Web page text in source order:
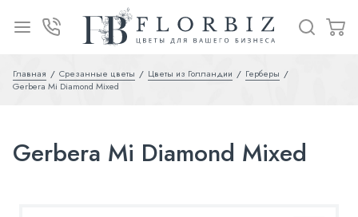
Главная Срезанные цветы Цветы из Голландии
Герберы
Gerbera Mi Diamond Mixed
Gerbera Mi Diamond Mixed